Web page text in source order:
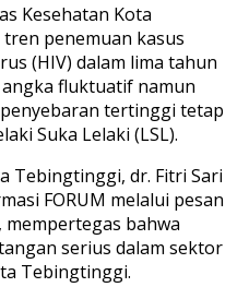
Kesehatan Kota
penemuan kasus
(HIV) dalam lima tahun
fluktuatif namun
tertinggi tetap
Suka Lelaki (LSL).
Tebingtinggi, dr. Fitri Sari
FORUM melalui pesan
mempertegas bahwa
serius dalam sektor
Tebingtinggi.